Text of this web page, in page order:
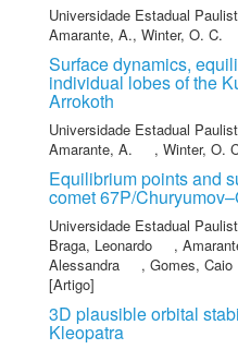
Universidade Estadual
Amarante, A., Winter, O. C.
Surface dynamics,
individual lobes of the
Arrokoth
Universidade Estadual
Amarante, A.
, Winter, O.
Equilibrium points and
comet 67P/
Universidade Estadual
Braga, Leonardo
,
Alessandra
, Gomes, Caio
[Artigo]
3D plausible orbital
Kleopatra